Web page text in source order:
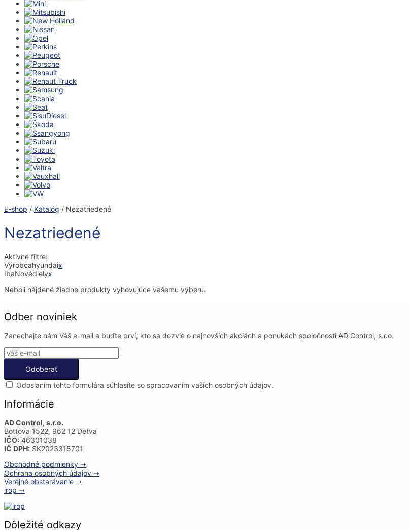
E-shop / Katalóg / Nezatriedené
Nezatriedené
Aktívne filtre:
Výrobcahyundaix
IbaNovédielyx
Neboli nájdené žiadne produkty vyhovujúce vašemu výberu.
Odber noviniek
Zanechajte nám Váš e-mail a buďte prví, kto sa dozvie o najnovších akciách a ponukách spoločnosti AD Control, s.r.o.
Odoslaním tohto formulára súhlasíte so spracovaním vaších osobných údajov.
Informácie
AD Control, s.r.o.
Bottova 1522, 962 12 Detva
IČO: 46301038
IČ DPH: SK2023315701
Obchodné podmienky ➝
Ochrana osobných údajov ➝
Verejné obstarávanie ➝
irop ➝
Dôležité odkazy